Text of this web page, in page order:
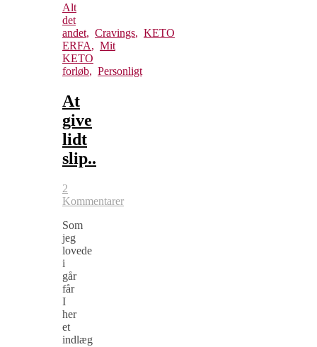
Alt
det
andet, Cravings, KETO
ERFA, Mit
KETO
forløb, Personligt
At
give
lidt
slip..
2
Kommentarer
Som
jeg
lovede
i
går
får
I
her
et
indlæg